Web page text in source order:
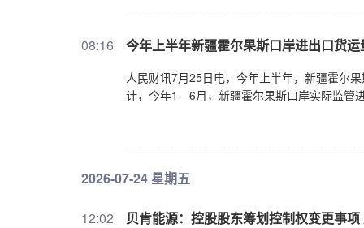
08:16 今年上半年新疆霍尔果斯口岸进出口货
人民财讯7月25日电，今年上半年，新疆霍尔
计，今年1—6月，新疆霍尔果斯口岸实际监管
2026-07-24 星期五
12:02 贝肯能源：控股股东筹划控制权变更事